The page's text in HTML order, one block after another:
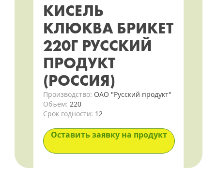
КИСЕЛЬ
КЛЮКВА БРИКЕТ
220Г РУССКИЙ
ПРОДУКТ
(РОССИЯ)
Производство: ОАО "Русский продукт"
Объём: 220
Срок годности: 12
Оставить заявку на продукт